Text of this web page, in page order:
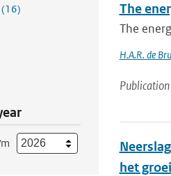
(16)
The
The
H.A.R. de
Publication
het